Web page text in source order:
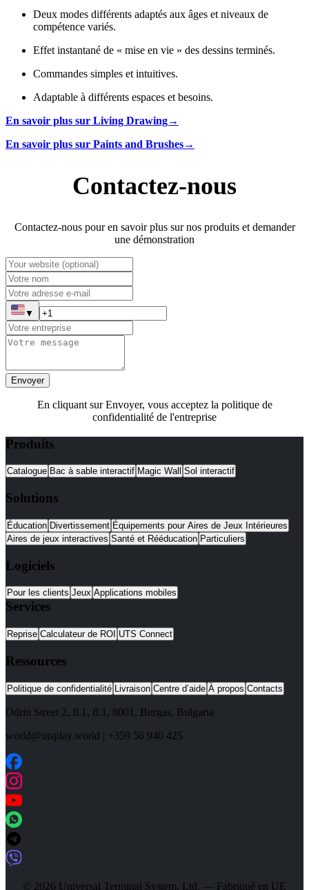
Deux modes différents adaptés aux âges et niveaux de
compétence variés.
Effet instantané de « mise en vie » des dessins terminés.
Commandes simples et intuitives.
Adaptable à différents espaces et besoins.
En savoir plus sur Living Drawing→
En savoir plus sur Paints and Brushes→
Contactez-nous
Contactez-nous pour en savoir plus sur nos produits et demander
une démonstration
▼
Envoyer
En cliquant sur Envoyer, vous acceptez la politique de
confidentialité de l'entreprise
Produits
Catalogue Bac à sable interactif Magic Wall Sol interactif
Solutions
Éducation Divertissement Équipements pour Aires de Jeux Intérieures
Aires de jeux interactives Santé et Rééducation Particuliers
Logiciels
Pour les clients Jeux Applications mobiles
Services
Reprise Calculateur de ROI UTS Connect
Ressources
Politique de confidentialité Livraison Centre d’aide À propos Contacts
Odrin Street 2, fl.1 , fl.1, 8001 , Burgas, Bulgaria
world@utsplay.world | +359 56 940 425
© 2026 Universal Terminal System, Ltd. — Fabriqué en UE